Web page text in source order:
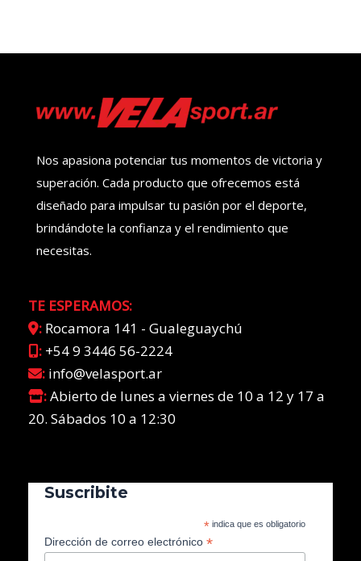
Nos apasiona potenciar tus momentos de victoria y
superación. Cada producto que ofrecemos está
diseñado para impulsar tu pasión por el deporte,
brindándote la confianza y el rendimiento que
necesitas.
TE ESPERAMOS:
: Rocamora 141 - Gualeguaychú
: +54 9 3446 56-2224
: info@velasport.ar
:Abierto de lunes a viernes de 10 a 12 y 17 a
20. Sábados 10 a 12:30
Suscribite
* indica que es obligatorio
Dirección de correo electrónico *